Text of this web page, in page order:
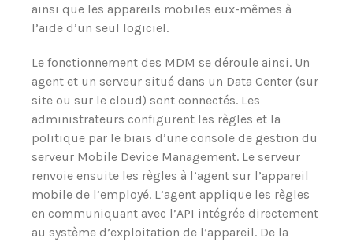
ainsi que les appareils mobiles eux-mêmes à
l’aide d’un seul logiciel.
Le fonctionnement des MDM se déroule ainsi. Un
agent et un serveur situé dans un Data Center (sur
site ou sur le cloud) sont connectés. Les
administrateurs configurent les règles et la
politique par le biais d’une console de gestion du
serveur Mobile Device Management. Le serveur
renvoie ensuite les règles à l’agent sur l’appareil
mobile de l’employé. L’agent applique les règles
en communiquant avec l’API intégrée directement
au système d’exploitation de l’appareil. De la